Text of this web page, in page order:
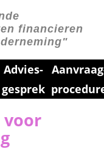
financieren
Advies­
gesprek
voor